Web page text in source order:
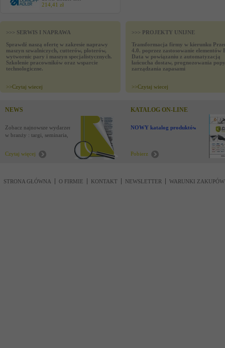
214,41 zł
>>> SERWIS I NAPRAWA
Sprawdź naszą ofertę w zakresie naprawy
maszyn szwalniczych, cutterów, ploterów,
wytwornic pary i maszyn specjalistycznych.
Szkolenie pracowników oraz wsparcie
technologiczne.
>>Czytaj wiecej
>>> PROJEKTY UNIJNE
Transformacja firmy w kierunku
4.0. poprzez zastosowanie elementów
Data w powiązaniu z automatyzacją
łańcucha dostaw, prognozowania
zarządzania zapasami
>>Czytaj wiecej
NEWS
Zobacz najnowsze wydarzenia
w branży : targi, seminaria,
Czytaj więcej
KATALOG ON-LINE
NOWY katalog produktów !
Pobierz
STRONA GŁÓWNA O FIRMIE KONTAKT NEWSLETTER WARUNKI ZAKUPÓW